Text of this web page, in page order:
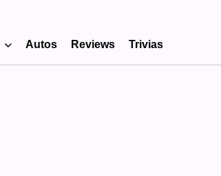
Autos Reviews Trivias